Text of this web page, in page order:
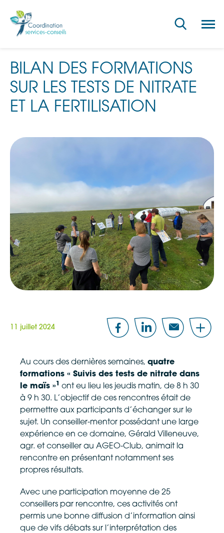
la
BILAN DES FORMATIONS
SUR LES TESTS DE NITRATE
ET LA FERTILISATION
11 juillet 2024 FacebookLinkedInEmail Share
Au cours des dernières semaines, quatre
formations « Suivis des tests de nitrate dans
le maïs »1 ont eu lieu les jeudis matin, de 8 h 30
à 9 h 30. L’objectif de ces rencontres était de
permettre aux participants d’échanger sur le
sujet. Un conseiller-mentor possédant une large
expérience en ce domaine, Gérald Villeneuve,
agr. et conseiller au AGEO-Club, animait la
rencontre en présentant notamment ses
propres résultats.
Avec une participation moyenne de 25
conseillers par rencontre, ces activités ont
permis une bonne diffusion d’information ainsi
que de vifs débats sur l’interprétation des